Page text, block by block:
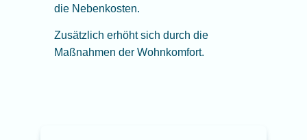
die Nebenkosten.
Zusätzlich erhöht sich durch die
Maßnahmen der Wohnkomfort.